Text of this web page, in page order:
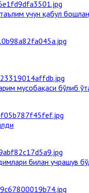
учун қабул
мусобақаси бўлиб
билан учрашув